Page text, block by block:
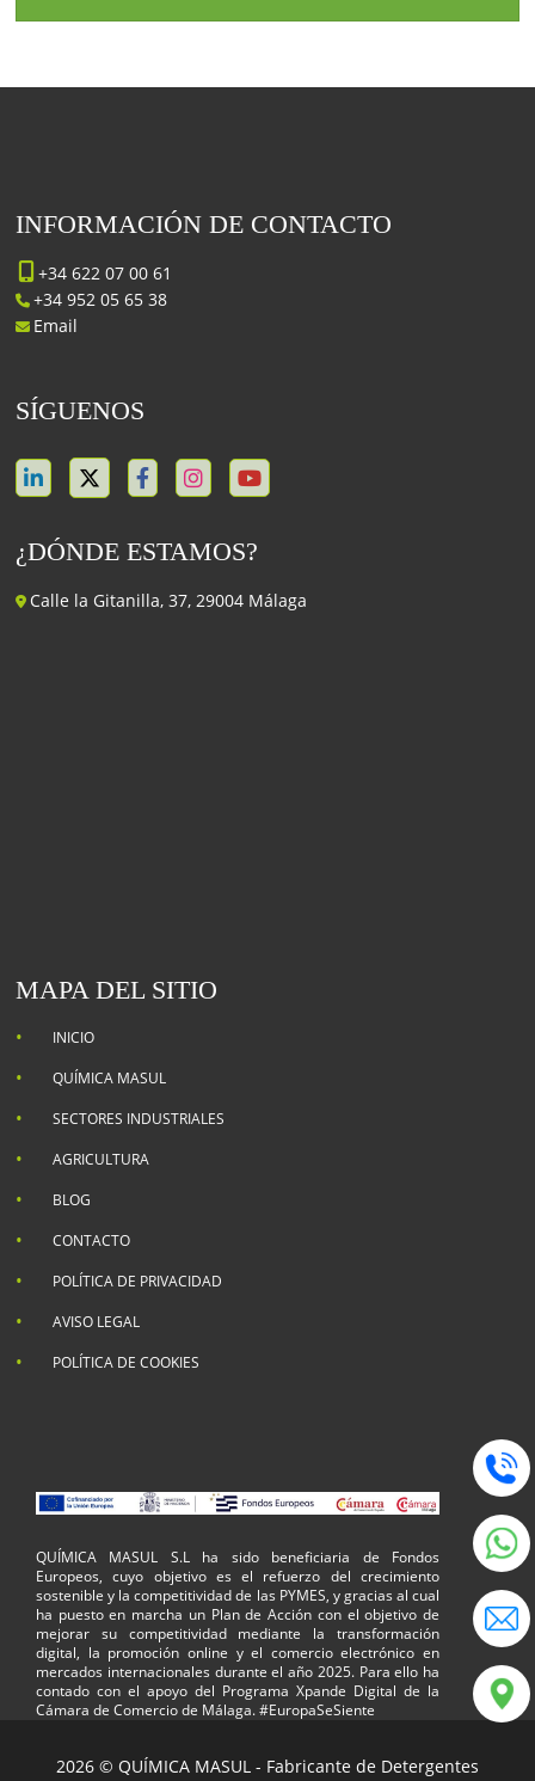
INFORMACIÓN DE CONTACTO
+34 622 07 00 61
+34 952 05 65 38
Email
SÍGUENOS
¿DÓNDE ESTAMOS?
Calle la Gitanilla, 37, 29004 Málaga
MAPA DEL SITIO
INICIO
QUÍMICA MASUL
SECTORES INDUSTRIALES
AGRICULTURA
BLOG
CONTACTO
POLÍTICA DE PRIVACIDAD
AVISO LEGAL
POLÍTICA DE COOKIES
QUÍMICA MASUL S.L ha sido beneficiaria de Fondos
Europeos, cuyo objetivo es el refuerzo del crecimiento
sostenible y la competitividad de las PYMES, y gracias al cual
ha puesto en marcha un Plan de Acción con el objetivo de
mejorar su competitividad mediante la transformación
digital, la promoción online y el comercio electrónico en
mercados internacionales durante el año 2025. Para ello ha
contado con el apoyo del Programa Xpande Digital de la
Cámara de Comercio de Málaga. #EuropaSeSiente
2026 © QUÍMICA MASUL - Fabricante de Detergentes